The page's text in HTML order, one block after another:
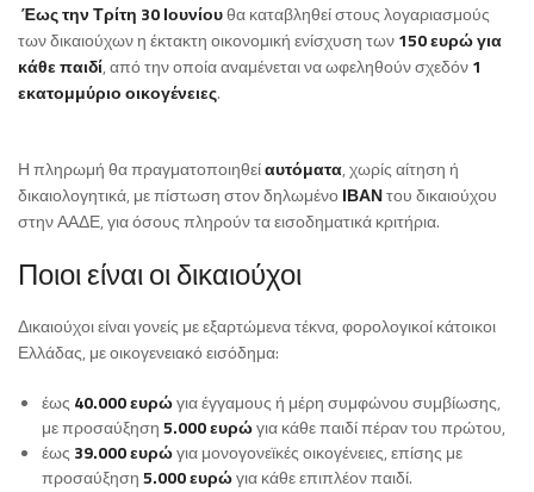
Έως την Τρίτη 30 Ιουνίουθα καταβληθεί στους λογαριασμούς
των δικαιούχων η έκτακτη οικονομική ενίσχυση των150 ευρώ για
κάθε παιδί, από την οποία αναμένεται να ωφεληθούν σχεδόν1
εκατομμύριο οικογένειες.
Η πληρωμή θα πραγματοποιηθείαυτόματα, χωρίς αίτηση ή
δικαιολογητικά, με πίστωση στον δηλωμένοΙΒΑΝτου δικαιούχου
στην ΑΑΔΕ, για όσους πληρούν τα εισοδηματικά κριτήρια.
Ποιοι είναι οι δικαιούχοι
Δικαιούχοι είναι γονείς με εξαρτώμενα τέκνα, φορολογικοί κάτοικοι
Ελλάδας, με οικογενειακό εισόδημα:
έως40.000 ευρώγια έγγαμους ή μέρη συμφώνου συμβίωσης,
με προσαύξηση5.000 ευρώγια κάθε παιδί πέραν του πρώτου,
έως39.000 ευρώγια μονογονεϊκές οικογένειες, επίσης με
προσαύξηση5.000 ευρώγια κάθε επιπλέον παιδί.